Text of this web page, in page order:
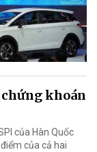
chứng khoán
của Hàn Quốc
của cả hai